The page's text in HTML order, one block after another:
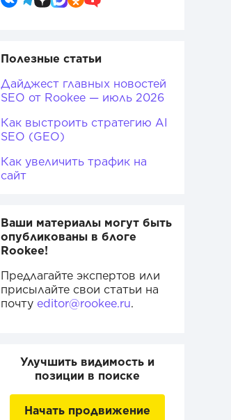
Полезные статьи
Дайджест главных новостей
SEO от Rookee — июль 2026
Как выстроить стратегию AI
SEO (GEO)
Как увеличить трафик на
сайт
Ваши материалы могут быть
опубликованы в блоге
Rookee!
Предлагайте экспертов или
присылайте свои статьи на
почту editor@rookee.ru.
Улучшить видимость и
позиции в поиске
Начать продвижение